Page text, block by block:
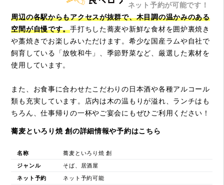
ネット予約が可能です！
周辺の各駅からもアクセスが抜群で、木目調の温かみのある
空間が自慢です。手打ちした蕎麦や新鮮な食材を囲炉裏焼き
や藁焼きでお楽しみいただけます。希少な国産ラムや自社で
飼育している「放牧和牛」、季節野菜など、厳選した素材を
使用しています。
また、お食事に合わせたこだわりの日本酒や各種アルコール
類も充実しています。店内は木の温もりが溢れ、ランチはも
ちろん、仕事帰りの一杯やご宴会にもぜひご利用ください！
蕎麦といろり焼 創の詳細情報や予約はこちら
名称 蕎麦といろり焼 創
ジャンル そば、居酒屋
ネット予約 ネット予約可能